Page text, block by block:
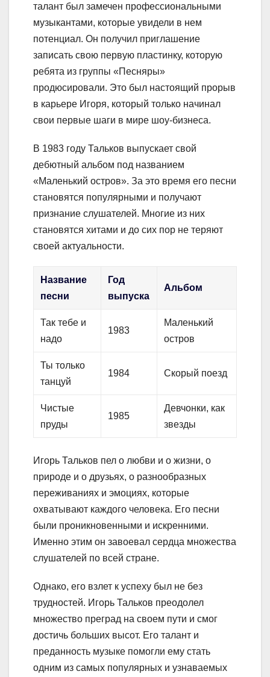
талант был замечен профессиональными
музыкантами, которые увидели в нем
потенциал. Он получил приглашение
записать свою первую пластинку, которую
ребята из группы «Песняры»
продюсировали. Это был настоящий прорыв
в карьере Игоря, который только начинал
свои первые шаги в мире шоу-бизнеса.
В 1983 году Тальков выпускает свой
дебютный альбом под названием
«Маленький остров». За это время его песни
становятся популярными и получают
признание слушателей. Многие из них
становятся хитами и до сих пор не теряют
своей актуальности.
Название
песни
Год
выпуска
Альбом
Так тебе и
надо
1983
Маленький
остров
Ты только
танцуй
1984 Скорый поезд
Чистые
пруды
1985
Девчонки, как
звезды
Игорь Тальков пел о любви и о жизни, о
природе и о друзьях, о разнообразных
переживаниях и эмоциях, которые
охватывают каждого человека. Его песни
были проникновенными и искренними.
Именно этим он завоевал сердца множества
слушателей по всей стране.
Однако, его взлет к успеху был не без
трудностей. Игорь Тальков преодолел
множество преград на своем пути и смог
достичь больших высот. Его талант и
преданность музыке помогли ему стать
одним из самых популярных и узнаваемых